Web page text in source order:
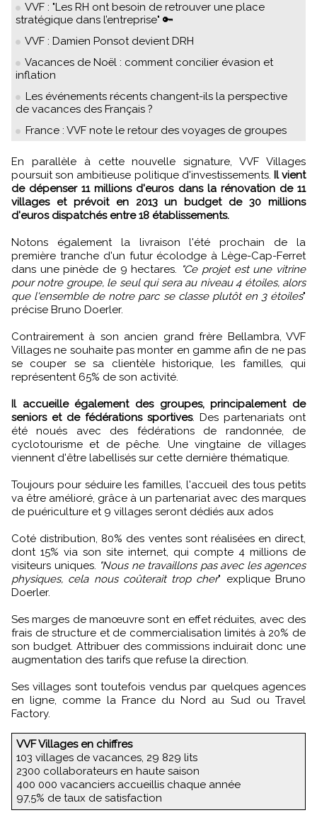
VVF : "Les RH ont besoin de retrouver une place
stratégique dans l’entreprise" 🔑
VVF : Damien Ponsot devient DRH
Vacances de Noël : comment concilier évasion et
inflation
Les événements récents changent-ils la perspective
de vacances des Français ?
France : VVF note le retour des voyages de groupes
En parallèle à cette nouvelle signature, VVF Villages
poursuit son ambitieuse politique d'investissements. Il vient
de dépenser 11 millions d'euros dans la rénovation de 11
villages et prévoit en 2013 un budget de 30 millions
d'euros dispatchés entre 18 établissements.
Notons également la livraison l'été prochain de la
première tranche d'un futur écolodge à Lège-Cap-Ferret
dans une pinède de 9 hectares. "Ce projet est une vitrine
pour notre groupe, le seul qui sera au niveau 4 étoiles, alors
que l'ensemble de notre parc se classe plutôt en 3 étoiles"
précise Bruno Doerler.
Contrairement à son ancien grand frère Bellambra, VVF
Villages ne souhaite pas monter en gamme afin de ne pas
se couper se sa clientèle historique, les familles, qui
représentent 65% de son activité.
Il accueille également des groupes, principalement de
seniors et de fédérations sportives. Des partenariats ont
été noués avec des fédérations de randonnée, de
cyclotourisme et de pêche. Une vingtaine de villages
viennent d'être labellisés sur cette dernière thématique.
Toujours pour séduire les familles, l'accueil des tous petits
va être amélioré, grâce à un partenariat avec des marques
de puériculture et 9 villages seront dédiés aux ados
Coté distribution, 80% des ventes sont réalisées en direct,
dont 15% via son site internet, qui compte 4 millions de
visiteurs uniques. "Nous ne travaillons pas avec les agences
physiques, cela nous coûterait trop cher" explique Bruno
Doerler.
Ses marges de manœuvre sont en effet réduites, avec des
frais de structure et de commercialisation limités à 20% de
son budget. Attribuer des commissions induirait donc une
augmentation des tarifs que refuse la direction.
Ses villages sont toutefois vendus par quelques agences
en ligne, comme la France du Nord au Sud ou Travel
Factory.
VVF Villages en chiffres
103 villages de vacances, 29 829 lits
2300 collaborateurs en haute saison
400 000 vacanciers accueillis chaque année
97,5% de taux de satisfaction